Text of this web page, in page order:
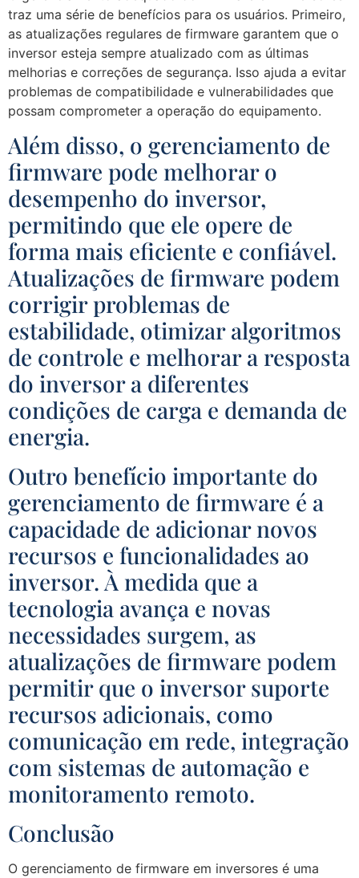
traz uma série de benefícios para os usuários. Primeiro,
as atualizações regulares de firmware garantem que o
inversor esteja sempre atualizado com as últimas
melhorias e correções de segurança. Isso ajuda a evitar
problemas de compatibilidade e vulnerabilidades que
possam comprometer a operação do equipamento.
Além disso, o gerenciamento de
firmware pode melhorar o
desempenho do inversor,
permitindo que ele opere de
forma mais eficiente e confiável.
Atualizações de firmware podem
corrigir problemas de
estabilidade, otimizar algoritmos
de controle e melhorar a resposta
do inversor a diferentes
condições de carga e demanda de
energia.
Outro benefício importante do
gerenciamento de firmware é a
capacidade de adicionar novos
recursos e funcionalidades ao
inversor. À medida que a
tecnologia avança e novas
necessidades surgem, as
atualizações de firmware podem
permitir que o inversor suporte
recursos adicionais, como
comunicação em rede, integração
com sistemas de automação e
monitoramento remoto.
Conclusão
O gerenciamento de firmware em inversores é uma